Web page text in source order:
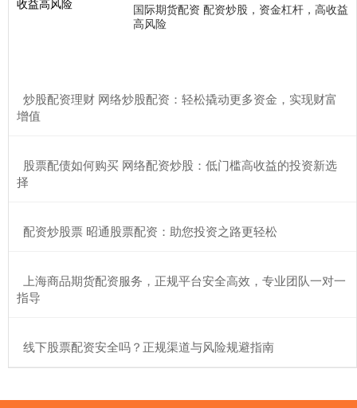
国际期货配资 配资炒股，资金杠杆，高收益
高风险
​炒股配资理财 网络炒股配资：轻松撬动更多资金，实现财富
增值
​股票配债如何购买 网络配资炒股：低门槛高收益的投资新选
择
​配资炒股票 昭通股票配资：助您投资之路更轻松
​上海商品期货配资服务，正规平台安全高效，专业团队一对一
指导
​线下股票配资安全吗？正规渠道与风险规避指南